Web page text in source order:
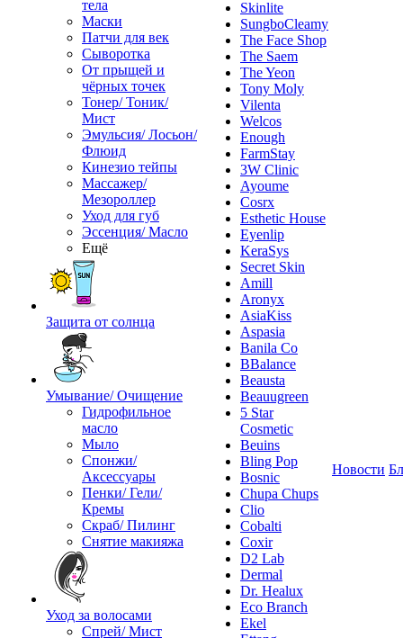
тела
Маски
Патчи для век
Сыворотка
От прыщей и
чёрных точек
Тонер/ Тоник/
Мист
Эмульсия/ Лосьон/
Флюид
Кинезио тейпы
Массажер/
Мезороллер
Уход для губ
Эссенция/ Масло
Ещё
Защита от солнца
Умывание/ Очищение
Гидрофильное
масло
Мыло
Спонжи/
Аксессуары
Пенки/ Гели/
Кремы
Скраб/ Пилинг
Снятие макияжа
Уход за волосами
Спрей/ Мист
Skinlite
SungboCleamy
The Face Shop
The Saem
The Yeon
Tony Moly
Vilenta
Welcos
Enough
FarmStay
3W Clinic
Ayoume
Cosrx
Esthetic House
Eyenlip
KeraSys
Secret Skin
Amill
Aronyx
AsiaKiss
Aspasia
Banila Co
BBalance
Beausta
Beauugreen
5 Star
Cosmetic
Beuins
Bling Pop
Bosnic
Chupa Chups
Clio
Cobalti
Coxir
D2 Lab
Dermal
Dr. Healux
Eco Branch
Ekel
Новости